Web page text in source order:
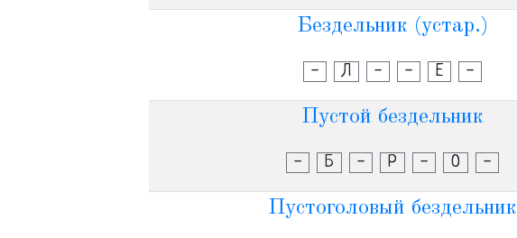
Бездельник (устар.)
- Л - - Е -
Пустой бездельник
- Б - Р - О -
Пустоголовый бездельник